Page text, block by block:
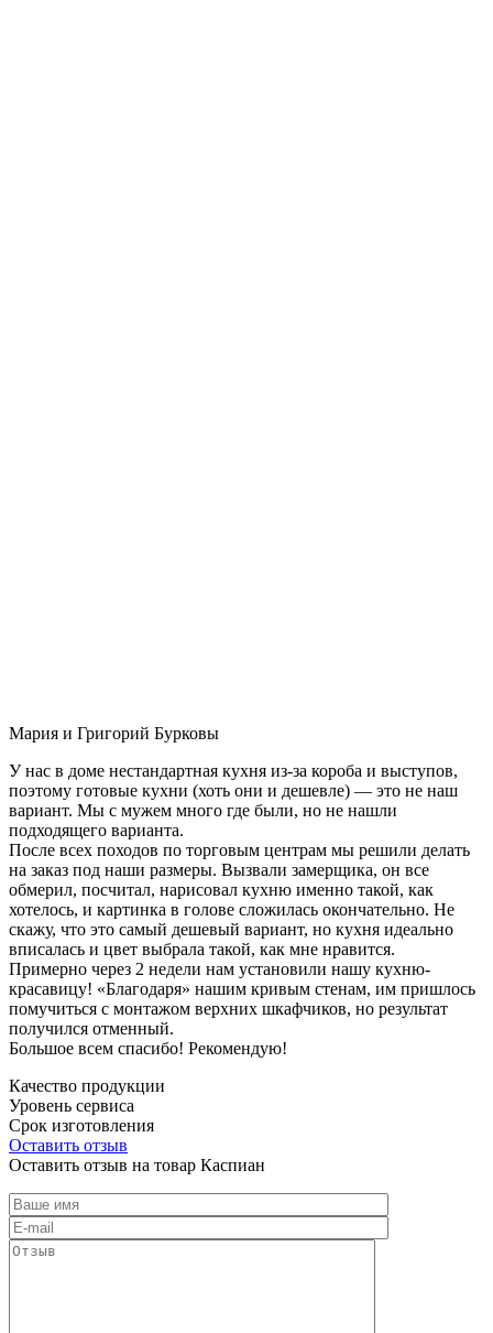
Мария и Григорий Бурковы
У нас в доме нестандартная кухня из-за короба и выступов,
поэтому готовые кухни (хоть они и дешевле) — это не наш
вариант. Мы с мужем много где были, но не нашли
подходящего варианта.
После всех походов по торговым центрам мы решили делать
на заказ под наши размеры. Вызвали замерщика, он все
обмерил, посчитал, нарисовал кухню именно такой, как
хотелось, и картинка в голове сложилась окончательно. Не
скажу, что это самый дешевый вариант, но кухня идеально
вписалась и цвет выбрала такой, как мне нравится.
Примерно через 2 недели нам установили нашу кухню-
красавицу! «Благодаря» нашим кривым стенам, им пришлось
помучиться с монтажом верхних шкафчиков, но результат
получился отменный.
Большое всем спасибо! Рекомендую!
Качество продукции
Уровень сервиса
Срок изготовления
Оставить отзыв
Оставить отзыв на товар Каспиан